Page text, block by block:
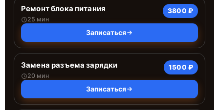
Ремонт блока питания
25 мин
3800 ₽
Записаться
Замена разъема зарядки
20 мин
1500 ₽
Записаться